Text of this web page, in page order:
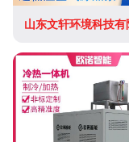
山东文轩环境科技有